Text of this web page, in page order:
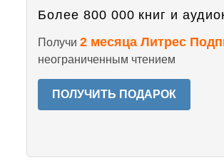
Более 800 000 книг и
Получи 2 месяца Литрес
неограниченным чтением
ПОЛУЧИТЬ ПОДАРОК